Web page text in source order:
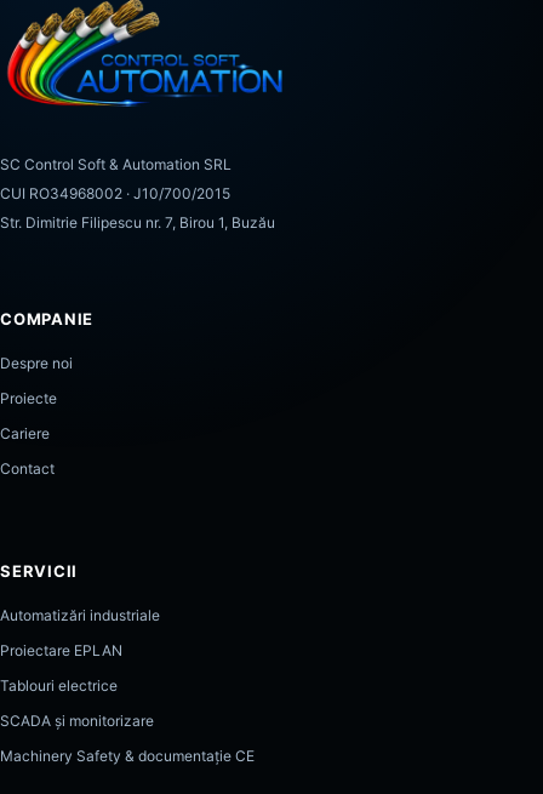
SC Control Soft & Automation SRL
CUI RO34968002 · J10/700/2015
Str. Dimitrie Filipescu nr. 7, Birou 1, Buzău
COMPANIE
Despre noi
Proiecte
Cariere
Contact
SERVICII
Automatizări industriale
Proiectare EPLAN
Tablouri electrice
SCADA și monitorizare
Machinery Safety & documentație CE